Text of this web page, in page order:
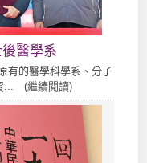
醫學系
有的醫學科學系、分子
... (繼續閱讀)